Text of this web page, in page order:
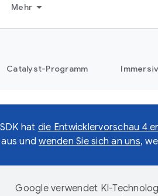
Mehr
Catalyst-Programm
hat die Entwicklervorschau 4
aus undwenden Sie sich an uns,
Google verwendet KI-